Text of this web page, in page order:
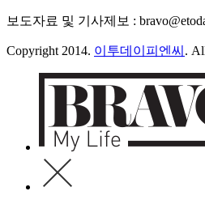
보도자료 및 기사제보 :
Copyright 2014. 이투데이피엔씨 .